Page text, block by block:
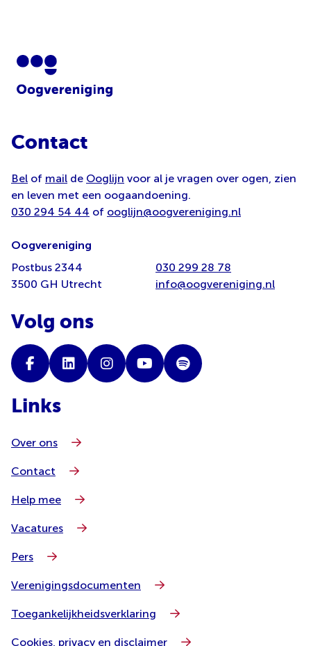
Contact
Bel of mail de Ooglijn voor al je vragen over ogen, zien
en leven met een oogaandoening.
030 294 54 44 of ooglijn@oogvereniging.nl
Oogvereniging
Postbus 2344
3500 GH Utrecht
030 299 28 78
info@oogvereniging.nl
Volg ons
Links
Over ons
Contact
Help mee
Vacatures
Pers
Verenigingsdocumenten
Toegankelijkheidsverklaring
Cookies, privacy en disclaimer